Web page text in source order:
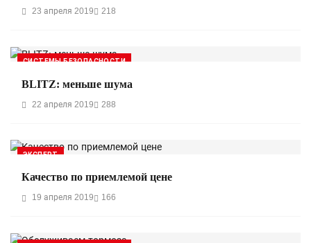
23 апреля 2019 218
СИСТЕМЫ БЕЗОПАСНОСТИ
BLITZ: меньше шума
22 апреля 2019 288
ЭКСПЕРТ
Качество по приемлемой цене
19 апреля 2019 166